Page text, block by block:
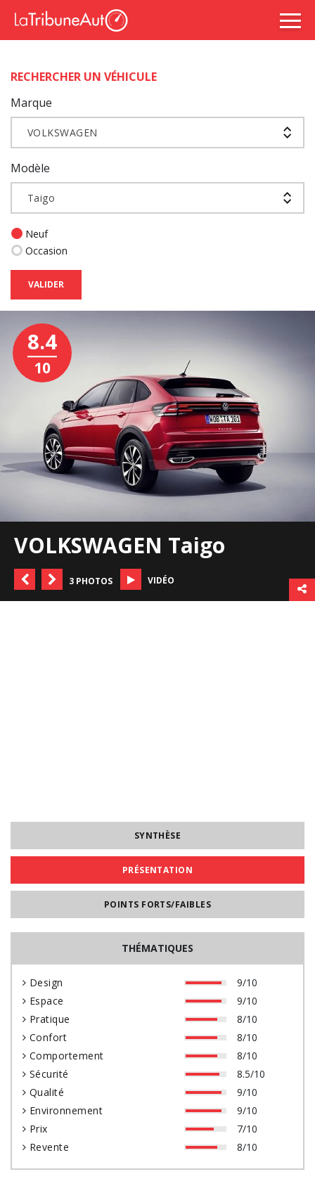
RECHERCHER UN VÉHICULE
Marque
VOLKSWAGEN
Modèle
Taigo
Neuf
Occasion
VALIDER
8.4
10
VOLKSWAGEN Taigo
3 PHOTOS VIDÉO
SYNTHÈSE
PRÉSENTATION
POINTS FORTS/FAIBLES
THÉMATIQUES
Design
9/10
Espace
9/10
Pratique
8/10
Confort
8/10
Comportement
8/10
Sécurité
8.5/10
Qualité
9/10
Environnement
9/10
Prix
7/10
Revente
8/10